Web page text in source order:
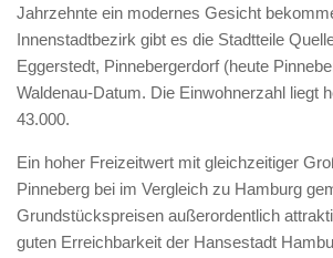
Jahrzehnte ein modernes Gesicht
Innenstadtbezirk gibt es die Stadtteile
Eggerstedt, Pinnebergerdorf (heute
Waldenau-Datum. Die Einwohnerzahl liegt
43.000.
Ein hoher Freizeitwert mit gleichzeitiger
Pinneberg bei im Vergleich zu Hamburg
Grundstückspreisen außerordentlich
guten Erreichbarkeit der Hansestadt